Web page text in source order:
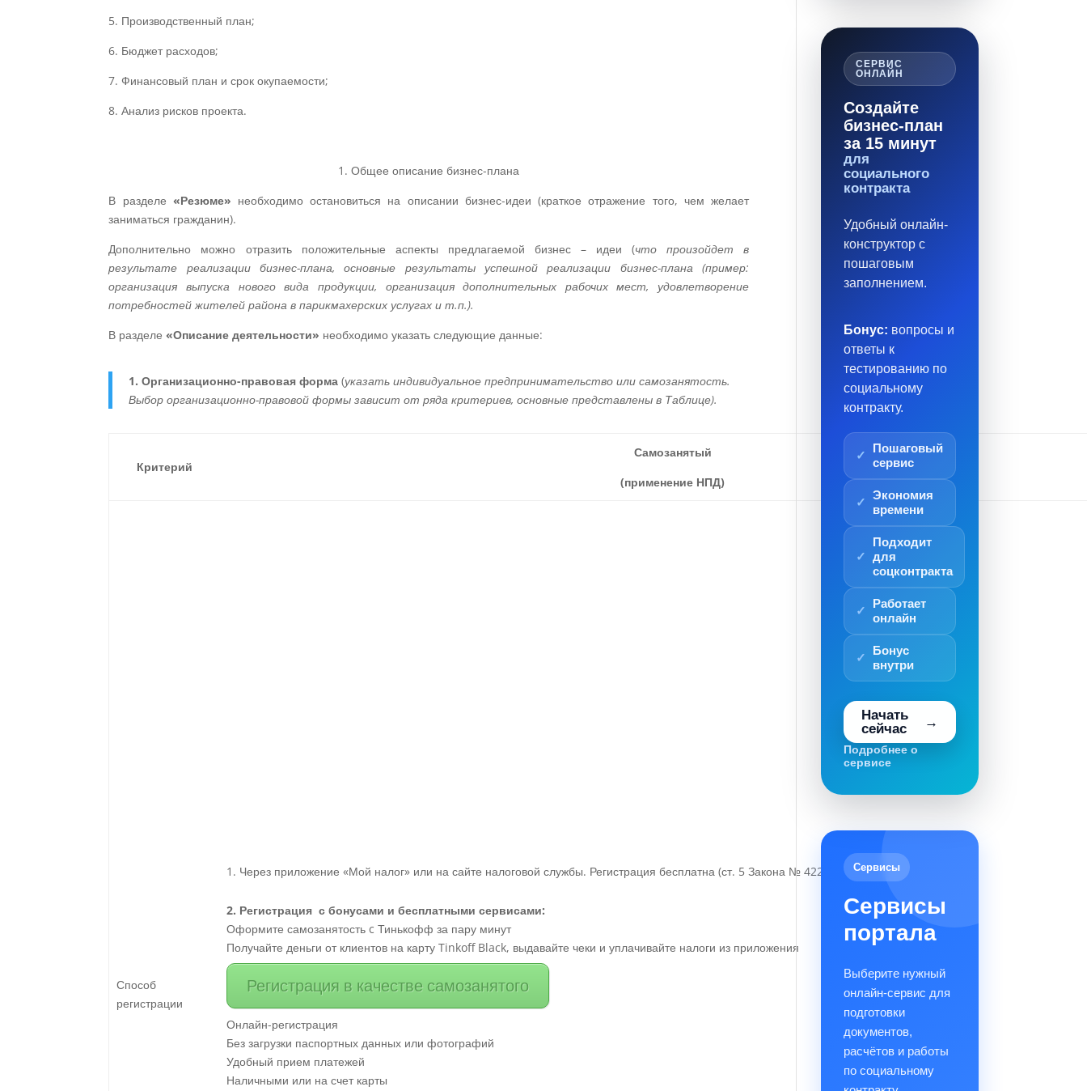
5. Производственный план;
6. Бюджет расходов;
7. Финансовый план и срок окупаемости;
8. Анализ рисков проекта.
1. Общее описание бизнес-плана
В разделе «Резюме» необходимо остановиться на описании бизнес-идеи (краткое отражение того, чем желает
заниматься гражданин).
Дополнительно можно отразить положительные аспекты предлагаемой бизнес – идеи (что произойдет в
результате реализации бизнес-плана, основные результаты успешной реализации бизнес-плана (пример:
организация выпуска нового вида продукции, организация дополнительных рабочих мест, удовлетворение
потребностей жителей района в парикмахерских услугах и т.п.).
В разделе «Описание деятельности» необходимо указать следующие данные:
1. Организационно-правовая форма (указать индивидуальное предпринимательство или самозанятость.
Выбор организационно-правовой формы зависит от ряда критериев, основные представлены в Таблице).
Критерий
Самозанятый
(применение НПД)
Способ
регистрации
Через приложение «Мой налог» или на сайте налоговой службы. Регистрация бесплатна (ст. 5 Закона № 422-ФЗ)
2. Регистрация с бонусами и бесплатными сервисами:
Оформите самозанятость c Тинькофф за пару минут
Получайте деньги от клиентов на карту Tinkoff Black, выдавайте чеки и уплачивайте налоги из приложения
Регистрация в качестве самозанятого
Онлайн-регистрация
Без загрузки паспортных данных или фотографий
Удобный прием платежей
Наличными или на счет карты
СЕРВИС
ОНЛАЙН
Создайте
бизнес-план
за 15 минут
для
социального
контракта
Удобный онлайн-
конструктор с
пошаговым
заполнением.
Бонус: вопросы и
ответы к
тестированию по
социальному
контракту.
Пошаговый
сервис
Экономия
времени
Подходит
для
соцконтракта
Работает
онлайн
Бонус
внутри
Начать
сейчас
Подробнее о
сервисе
Сервисы
Сервисы
портала
Выберите нужный
онлайн-сервис для
подготовки
документов,
расчётов и работы
по социальному